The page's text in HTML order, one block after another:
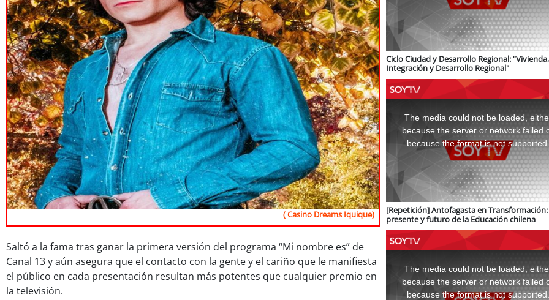
( Casino Dreams Iquique)
Saltó a la fama tras ganar la primera versión del programa “Mi nombre es” de
Canal 13 y aún asegura que el contacto con la gente y el cariño que le manifiesta
el público en cada presentación resultan más potentes que cualquier premio en
la televisión.
Ciclo Ciudad y Desarrollo Regional: “Vivienda,
Integración y Desarrollo Regional"
window.
The media could not be loaded,
because the server or network failed
because the format is not supported.
[Repetición] Antofagasta en Transformación:
presente y futuro de la Educación chilena
window.
The media could not be loaded,
because the server or network failed
because the format is not supported.